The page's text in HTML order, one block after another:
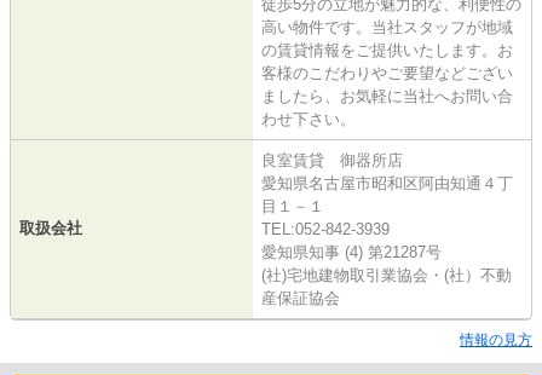
徒歩5分の立地が魅力的な、利便性の
高い物件です。当社スタッフが地域
の賃貸情報をご提供いたします。お
客様のこだわりやご要望などござい
ましたら、お気軽に当社へお問い合
わせ下さい。
取扱会社
良室賃貸 御器所店
愛知県名古屋市昭和区阿由知通４丁
目１－１
TEL:052-842-3939
愛知県知事 (4) 第21287号
(社)宅地建物取引業協会・(社）不動
産保証協会
情報の見方